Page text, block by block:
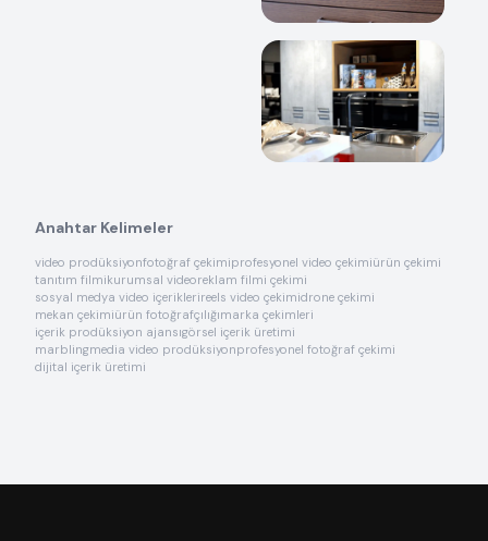
Anahtar Kelimeler
video prodüksiyonfotoğraf çekimiprofesyonel video çekimiürün çekimi
tanıtım filmikurumsal videoreklam filmi çekimi
sosyal medya video içeriklerireels video çekimidrone çekimi
mekan çekimiürün fotoğrafçılığımarka çekimleri
içerik prodüksiyon ajansıgörsel içerik üretimi
marblingmedia video prodüksiyonprofesyonel fotoğraf çekimi
dijital içerik üretimi